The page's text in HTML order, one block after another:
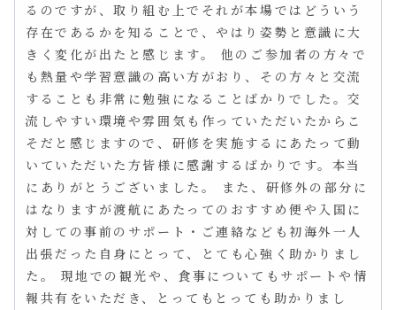
るのですが、取り組む上でそれが本場ではどういう
存在であるかを知ることで、やはり姿勢と意識に大
きく変化が出たと感じます。 他のご参加者の方々で
も熱量や学習意識の高い方がおり、その方々と交流
することも非常に勉強になることばかりでした。交
流しやすい環境や雰囲気も作っていただいたからこ
そだと感じますので、研修を実施するにあたって動
いていただいた方皆様に感謝するばかりです。本当
にありがとうございました。 また、研修外の部分に
はなりますが渡航にあたってのおすすめ便や入国に
対しての事前のサポート・ご連絡なども初海外一人
出張だった自身にとって、とても心強く助かりまし
た。 現地での観光や、食事についてもサポートや情
報共有をいただき、とってもとっても助かりまし